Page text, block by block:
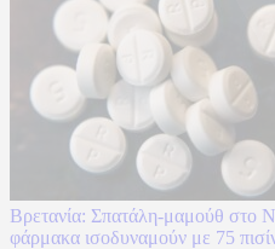
Βρετανία: Σπατάλη‑μαμούθ στο
φάρμακα ισοδυναμούν με 75